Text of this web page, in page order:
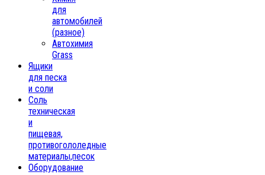
для
автомобилей
(разное)
Автохимия
Grass
Ящики
для песка
и соли
Соль
техническая
и
пищевая,
противогололедные
материалы,песок
Oборудование